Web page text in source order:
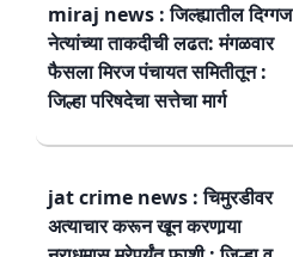
miraj news : जिल्ह्यातील दिग्गज
नेत्यांच्या ताकदीची लढत: मंगळवार
फैसला मिरज पंचायत समितीतून :
जिल्हा परिषदेचा सत्तेचा मार्ग
jat crime news : चिमुरडीवर
अत्याचार करून खून करणार्‍या